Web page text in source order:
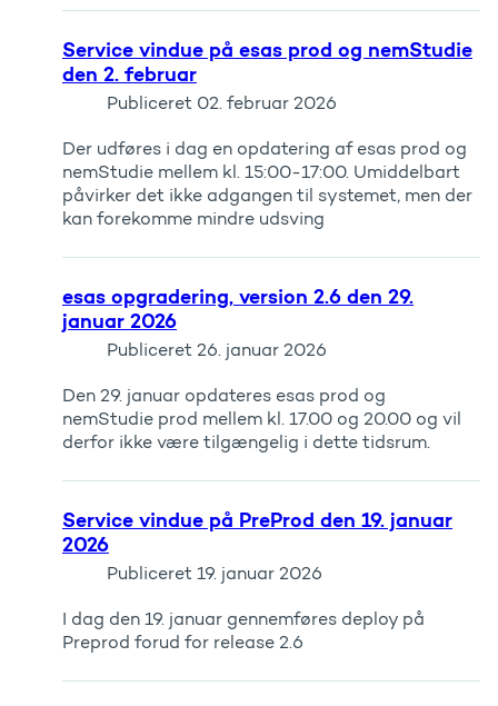
Service vindue på esas prod og nemStudie
den 2. februar
Publiceret 02. februar 2026
Der udføres i dag en opdatering af esas prod og
nemStudie mellem kl. 15:00-17:00. Umiddelbart
påvirker det ikke adgangen til systemet, men der
kan forekomme mindre udsving
esas opgradering, version 2.6 den 29.
januar 2026
Publiceret 26. januar 2026
Den 29. januar opdateres esas prod og
nemStudie prod mellem kl. 17.00 og 20.00 og vil
derfor ikke være tilgængelig i dette tidsrum.
Service vindue på PreProd den 19. januar
2026
Publiceret 19. januar 2026
I dag den 19. januar gennemføres deploy på
Preprod forud for release 2.6